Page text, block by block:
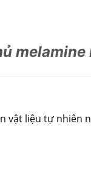
melamine
vật liệu tự nhiên